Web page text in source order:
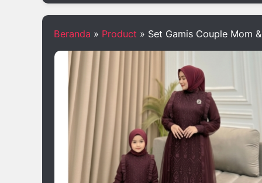
Beranda » Product » Set Gamis Couple Mom